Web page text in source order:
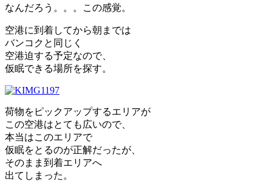
なんだろう。。。この感覚。
空港に到着してから朝までは
バンコクと同じく
空港迫する予定なので、
仮眠できる場所を探す。
荷物をピックアップするエリアが
この空港はとても広いので、
本当はこのエリアで
仮眠をとるのが正解だったが、
そのまま到着エリアへ
出てしまった。